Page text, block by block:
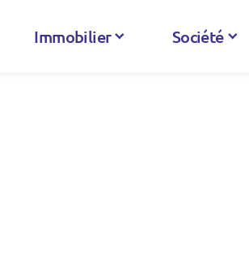
Immobilier Société